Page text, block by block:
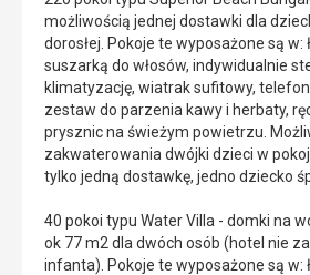
możliwością jednej dostawki dla
dorosłej. Pokoje te wyposażone są w:
suszarką do włosów, indywidualnie
klimatyzację, wiatrak sufitowy,
zestaw do parzenia kawy i herbaty,
prysznic na świeżym powietrzu.
zakwaterowania dwójki dzieci w
tylko jedną dostawkę, jedno dziecko
40 pokoi typu Water Villa - domki na
ok 77 m2 dla dwóch osób (hotel nie
infanta). Pokoje te wyposażone są w: